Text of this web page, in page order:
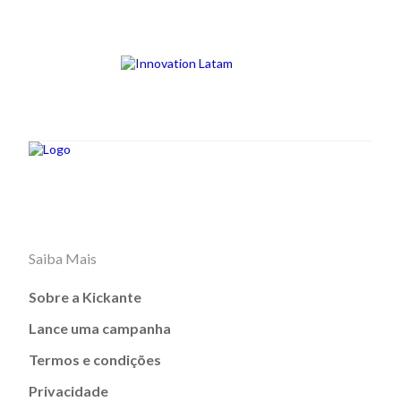
Saiba Mais
Sobre a Kickante
Lance uma campanha
Termos e condições
Privacidade